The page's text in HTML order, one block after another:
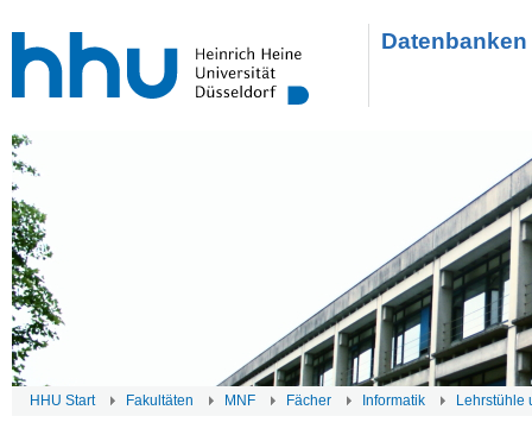
HHU Start Fakultäten MNF Fächer Informatik Lehrstühle